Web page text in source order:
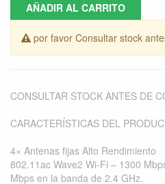
AÑADIR AL CARRITO
por favor Consultar stock
CONSULTAR STOCK ANTES DE
CARACTERÍSTICAS DEL
4× Antenas fijas Alto Rendimiento
802.11ac Wave2 Wi-Fi – 1300
Mbps en la banda de 2.4 GHz.